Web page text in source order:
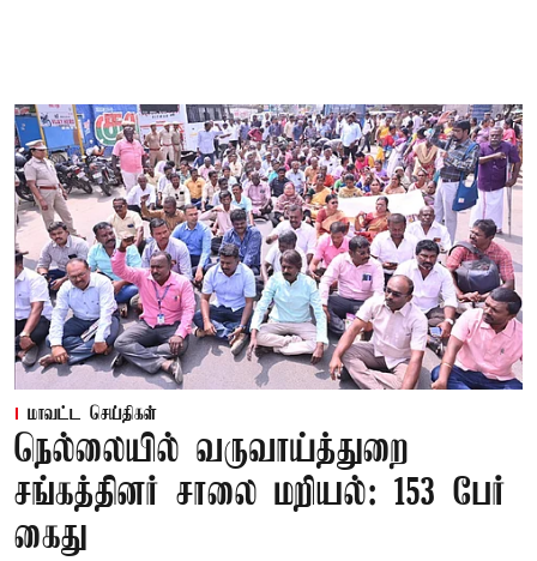
மாவட்ட செய்திகள்
நெல்லையில் வருவாய்த்துறை
சங்கத்தினர் சாலை மறியல்: 153 பேர்
கைது